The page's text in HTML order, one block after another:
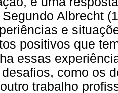
Albrecht
e
positivos que
essas
como os
trabalho